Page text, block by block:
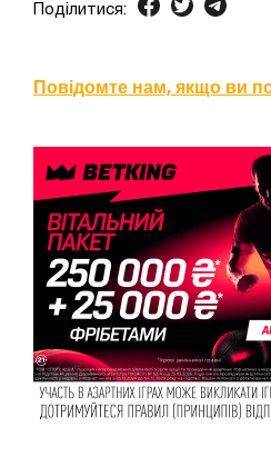
Поділитися:
Повідомте нам, якщо ви